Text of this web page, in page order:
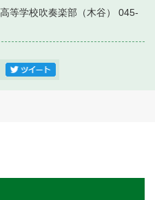
等学校吹奏楽部（木谷） 045-